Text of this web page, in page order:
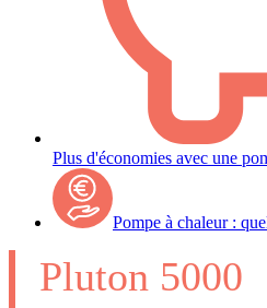
Plus d'économies avec une
Pompe à chaleur :
Pluton 5000